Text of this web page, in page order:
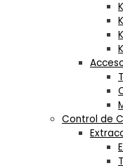
Control de